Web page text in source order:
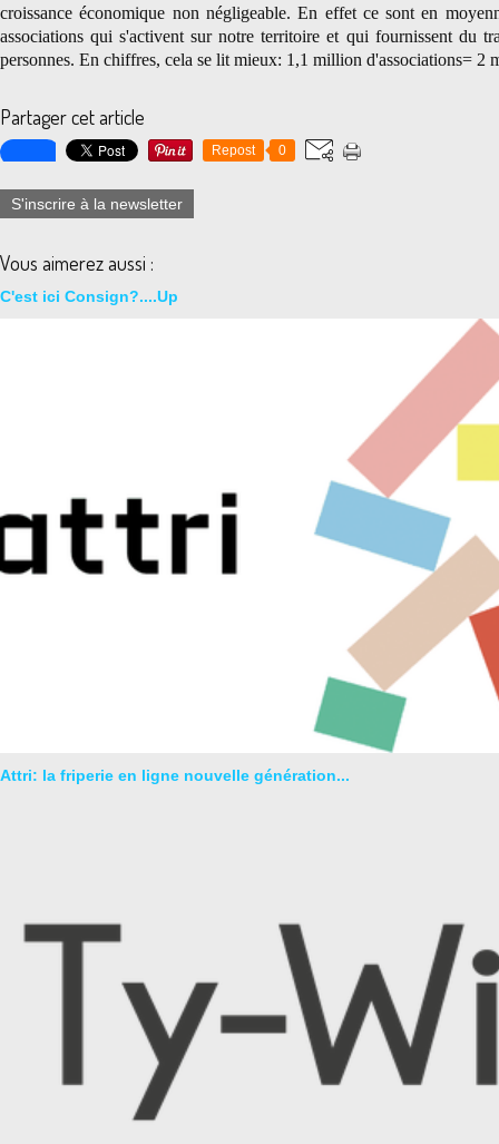
croissance économique non négligeable. En effet ce sont en
associations qui s'activent sur notre territoire et qui fournissent du
personnes. En chiffres, cela se lit mieux: 1,1 million d'associations= 2
Partager cet article
Repost 0
S'inscrire à la newsletter
Vous aimerez aussi :
C'est ici Consign?....Up
Attri: la friperie en ligne nouvelle génération...